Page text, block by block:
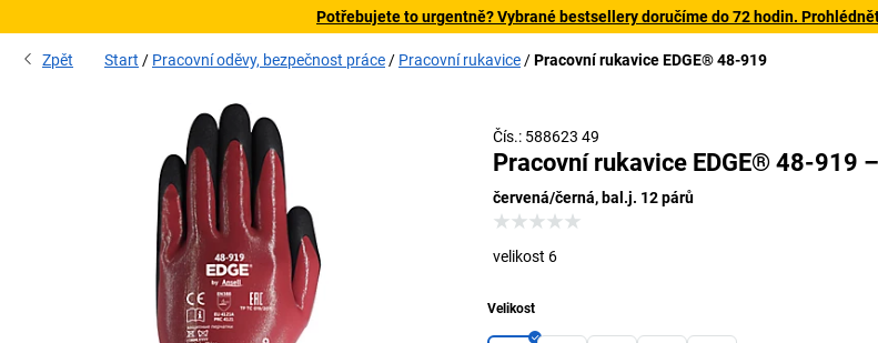
Potřebujete to urgentně? Vybrané bestsellery doručíme do 72 hodin.
Zpět Start Pracovní oděvy, bezpečnost práce Pracovní rukavice Pracovní rukavice EDGE® 48-919
Čís.: 588623 49
Pracovní rukavice EDGE® 48-919 –
červená/černá, bal.j. 12 párů
velikost 6
Velikost